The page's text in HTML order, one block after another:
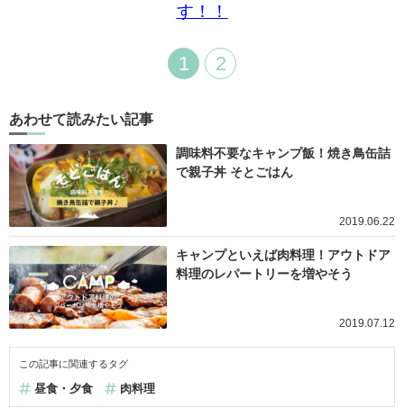
す！！
1 2
あわせて読みたい記事
調味料不要なキャンプ飯！焼き鳥缶詰
で親子丼 そとごはん
2019.06.22
キャンプといえば肉料理！アウトドア
料理のレパートリーを増やそう
2019.07.12
この記事に関連するタグ
昼食・夕食 肉料理